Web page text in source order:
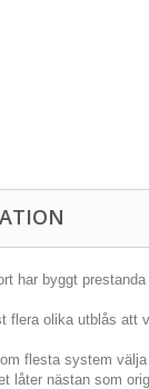
har byggt
flera olika utblås att
flesta system
låter nästan som